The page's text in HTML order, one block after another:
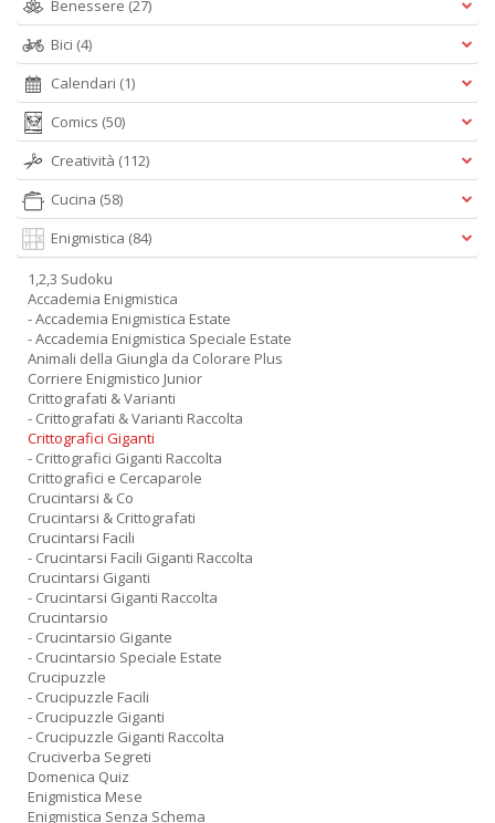
Benessere (27)
Bici (4)
Calendari (1)
Comics (50)
Creatività (112)
Cucina (58)
Enigmistica (84)
1,2,3 Sudoku
Accademia Enigmistica
- Accademia Enigmistica Estate
- Accademia Enigmistica Speciale Estate
Animali della Giungla da Colorare Plus
Corriere Enigmistico Junior
Crittografati & Varianti
- Crittografati & Varianti Raccolta
Crittografici Giganti
- Crittografici Giganti Raccolta
Crittografici e Cercaparole
Crucintarsi & Co
Crucintarsi & Crittografati
Crucintarsi Facili
- Crucintarsi Facili Giganti Raccolta
Crucintarsi Giganti
- Crucintarsi Giganti Raccolta
Crucintarsio
- Crucintarsio Gigante
- Crucintarsio Speciale Estate
Crucipuzzle
- Crucipuzzle Facili
- Crucipuzzle Giganti
- Crucipuzzle Giganti Raccolta
Cruciverba Segreti
Domenica Quiz
Enigmistica Mese
Enigmistica Senza Schema